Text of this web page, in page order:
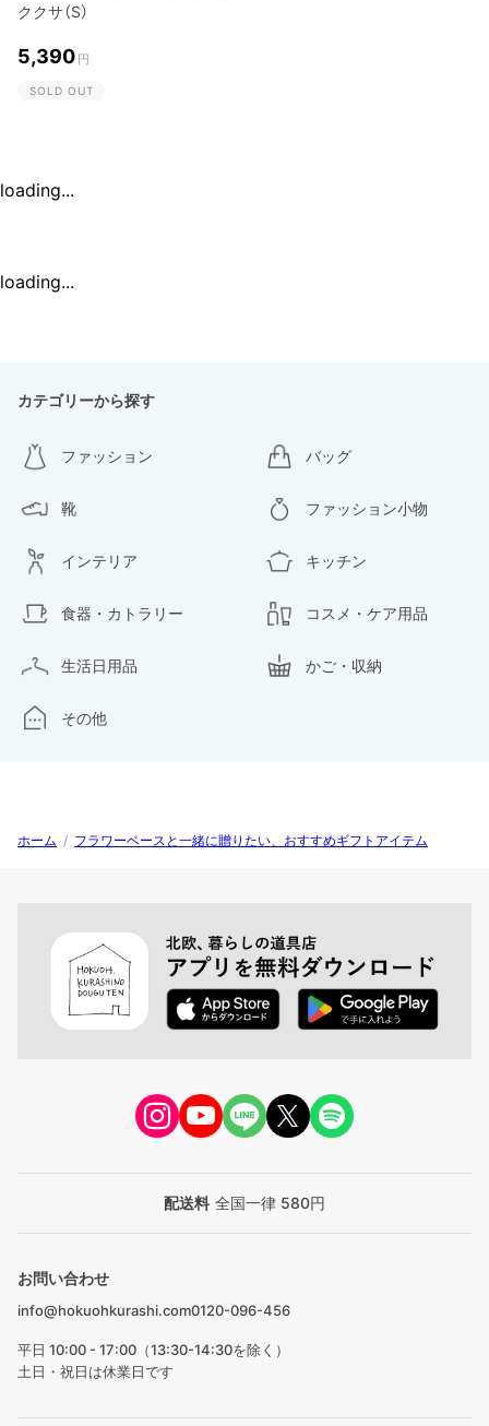
ククサ（S）
5,390 円
SOLD OUT
loading...
loading...
カテゴリーから探す
ファッション バッグ
靴 ファッション小物
インテリア キッチン
食器・カトラリー コスメ・ケア用品
生活日用品 かご・収納
その他
ホーム / フラワーベースと一緒に贈りたい、おすすめギフトアイテム
配送料 全国一律 580円
お問い合わせ
info@hokuohkurashi.com0120-096-456
平日 10:00 - 17:00（13:30-14:30を除く）
土日・祝日は休業日です